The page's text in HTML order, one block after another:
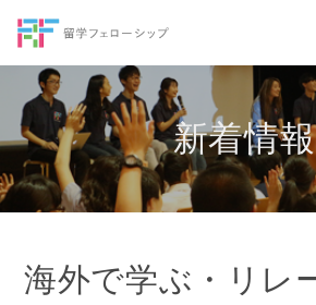
新着情報
海外で学ぶ・リレ